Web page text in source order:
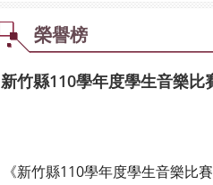
榮譽榜
新竹縣110學年度學生音樂比
《新竹縣110學年度學生音樂比賽